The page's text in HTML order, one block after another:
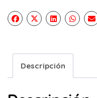
Descripción